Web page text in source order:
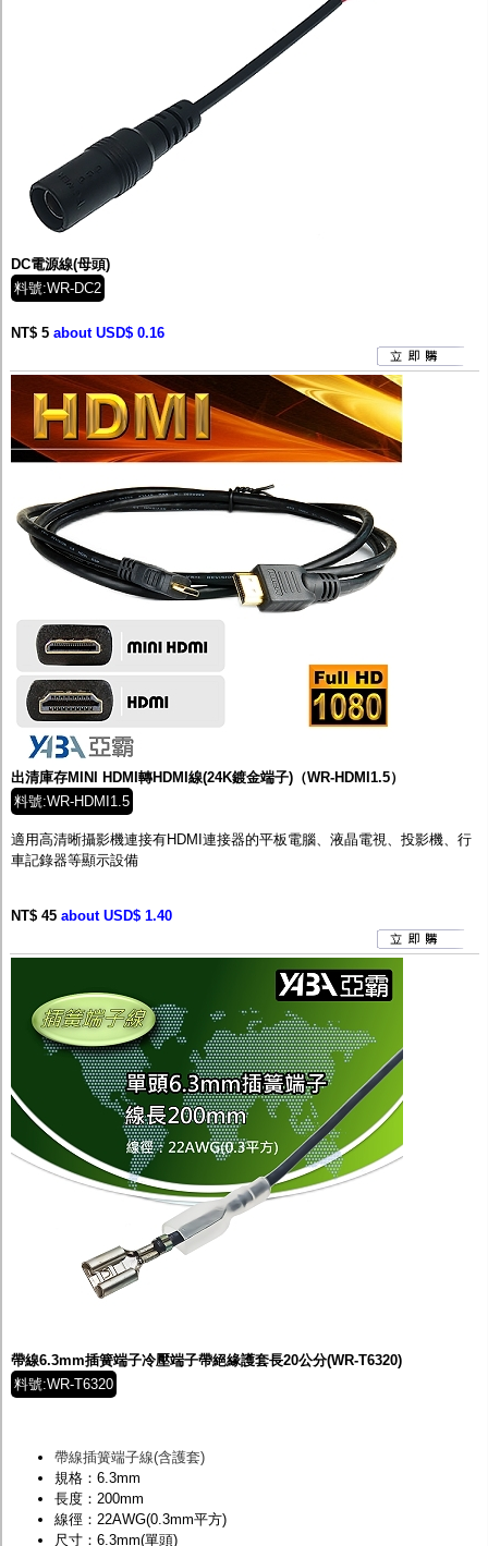
DC電源線(母頭)
料號:WR-DC2
NT$ 5 about USD$ 0.16
出清庫存MINI HDMI轉HDMI線(24K鍍金端子)（WR-HDMI1.5）
料號:WR-HDMI1.5
適用高清晰攝影機連接有HDMI連接器的平板電腦、液晶電視、投影機、行
車記錄器等顯示設備
NT$ 45 about USD$ 1.40
帶線6.3mm插簧端子冷壓端子帶絕緣護套長20公分(WR-T6320)
料號:WR-T6320
帶線插簧端子線(含護套)
規格：6.3mm
長度：200mm
線徑：22AWG(0.3mm平方)
尺寸：6.3mm(單頭)